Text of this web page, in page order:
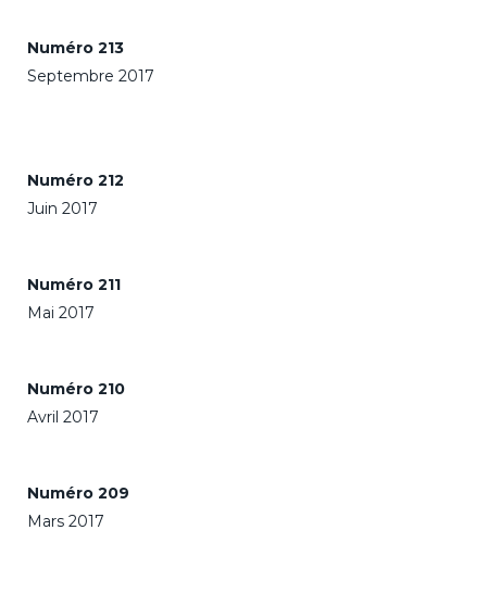
Numéro 213
Septembre 2017
Numéro 212
Juin 2017
Numéro 211
Mai 2017
Numéro 210
Avril 2017
Numéro 209
Mars 2017